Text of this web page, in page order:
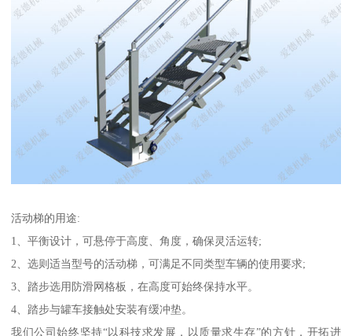
活动梯的用途:
1、平衡设计，可悬停于高度、角度，确保灵活运转;
2、选则适当型号的活动梯，可满足不同类型车辆的使用要求;
3、踏步选用防滑网格板，在高度可始终保持水平。
4、踏步与罐车接触处安装有缓冲垫。
我们公司始终坚持“以科技求发展，以质量求生存”的方针，开拓进